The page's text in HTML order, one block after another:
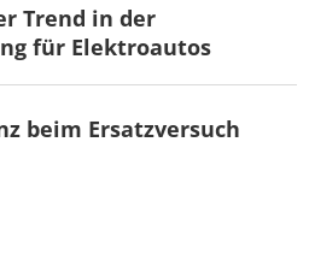
Trend in der
für Elektroautos
beim Ersatzversuch